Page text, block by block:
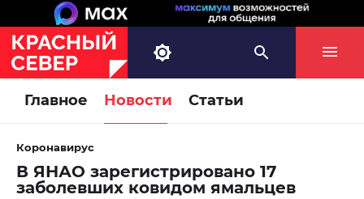
Главное Новости Статьи
Коронавирус
В ЯНАО зарегистрировано 17
заболевших ковидом ямальцев